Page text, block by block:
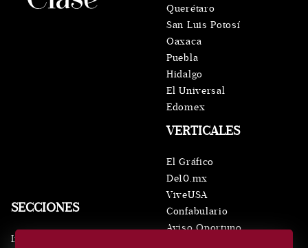
SECCIONES
Inicio
VERTICALES
El Gráfico
De10.mx
ViveUSA
Confabulario
Aviso Oportuno
Querétaro
San Luis Potosí
Oaxaca
Puebla
Hidalgo
El Universal
Edomex